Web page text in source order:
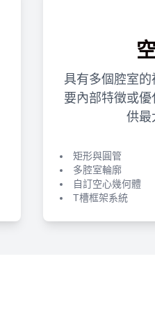
具有多個腔室
要內部特徵或
供最
矩形與圓管
多腔室輪廓
自訂空心幾何體
T槽框架系統